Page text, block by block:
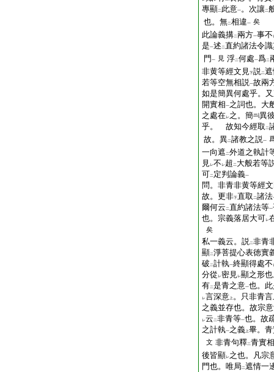
專顯二 此意一。次讓二
也。無二相違一 矣
此論義搆二兩方一事不
是一述 二直約諸法令
門 一 見 浮二何處一爲二
非黄等經文見下説二
若等空無相説一故兩
如是簡異何處乎。
開實相一之詞也。大
之處在レ之。簡
異
乎。 故知今經取 二
故。異二諸教之説一
一向遮 二外道之執計
見レ不 レ超 二 大般若等
可二 定判論義一
問。非青非黄等經
故。更非下直取 二諸法
爾何云 二直約諸法等一
也。宗義落居大可レ
矣
私一義云。説二非青
顯二淨菩提心表徳實
破 二計執一終顯得處不
分從 レ密見レ顯之形
有二是青之意一也。
レ言深意 上 。只非青
之義並存也。故宗
レ云 二非青等一也。故
之計執一之義 上畢。
文 非青句釋二青實
後皆顯レ之也。凡宗
門也。唯局 二遮情一